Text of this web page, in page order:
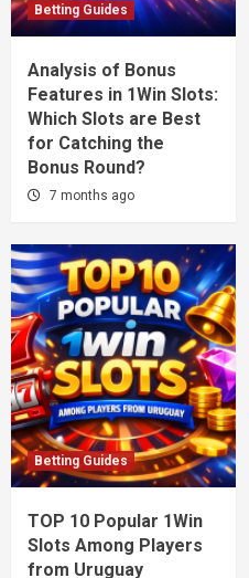
Betting Guides
Analysis of Bonus
Features in 1Win Slots:
Which Slots are Best
for Catching the
Bonus Round?
7 months ago
Betting Guides
TOP 10 Popular 1Win
Slots Among Players
from Uruguay